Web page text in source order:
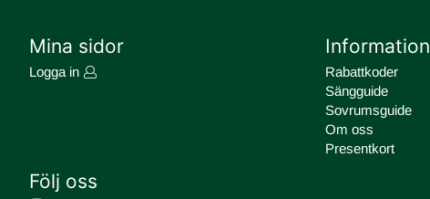
Mina sidor
Logga in
Information
Rabattkoder
Sängguide
Sovrumsguide
Om oss
Presentkort
Följ oss